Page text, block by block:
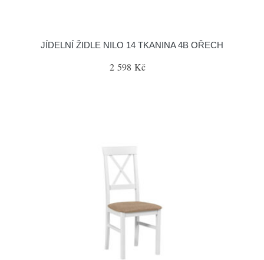
JÍDELNÍ ŽIDLE NILO 14 TKANINA 4B OŘECH
2 598 Kč